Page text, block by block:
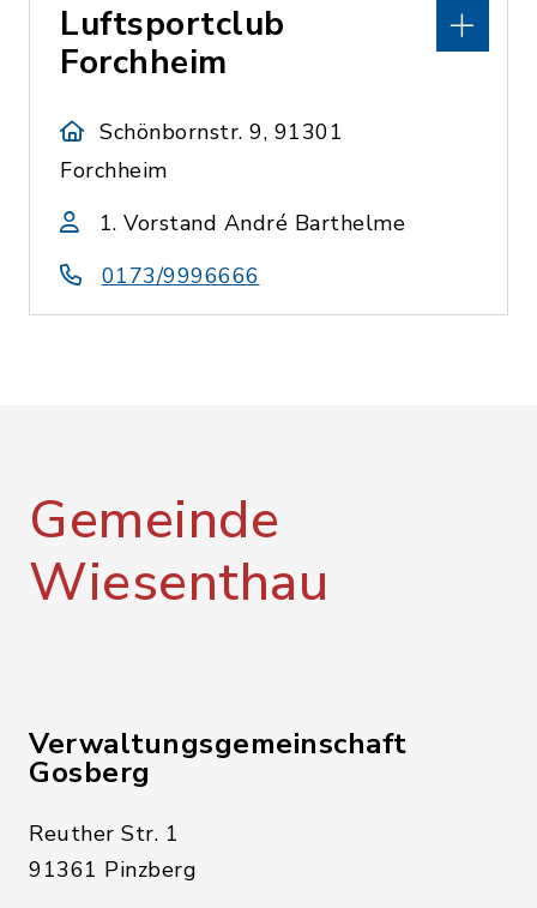
Luftsportclub
Forchheim
Schönbornstr. 9, 91301
Forchheim
1. Vorstand André Barthelme
0173/9996666
Gemeinde
Wiesenthau
Verwaltungsgemeinschaft
Gosberg
Reuther Str. 1
91361 Pinzberg